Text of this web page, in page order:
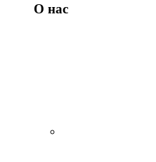
О нас